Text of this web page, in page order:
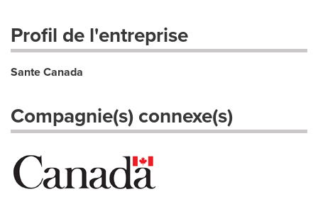
Profil de l'entreprise
Sante Canada
Compagnie(s) connexe(s)